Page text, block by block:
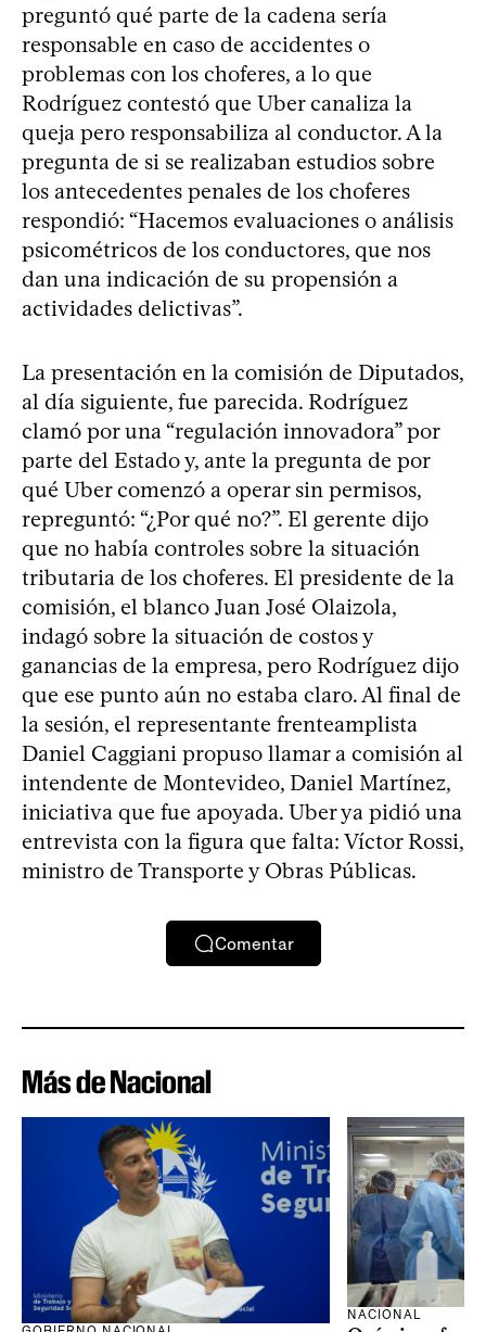
preguntó qué parte de la cadena sería
responsable en caso de accidentes o
problemas con los choferes, a lo que
Rodríguez contestó que Uber canaliza la
queja pero responsabiliza al conductor. A la
pregunta de si se realizaban estudios sobre
los antecedentes penales de los choferes
respondió: “Hacemos evaluaciones o análisis
psicométricos de los conductores, que nos
dan una indicación de su propensión a
actividades delictivas”.
La presentación en la comisión de Diputados,
al día siguiente, fue parecida. Rodríguez
clamó por una “regulación innovadora” por
parte del Estado y, ante la pregunta de por
qué Uber comenzó a operar sin permisos,
repreguntó: “¿Por qué no?”. El gerente dijo
que no había controles sobre la situación
tributaria de los choferes. El presidente de la
comisión, el blanco Juan José Olaizola,
indagó sobre la situación de costos y
ganancias de la empresa, pero Rodríguez dijo
que ese punto aún no estaba claro. Al final de
la sesión, el representante frenteamplista
Daniel Caggiani propuso llamar a comisión al
intendente de Montevideo, Daniel Martínez,
iniciativa que fue apoyada. Uber ya pidió una
entrevista con la figura que falta: Víctor Rossi,
ministro de Transporte y Obras Públicas.
Comentar
Más de Nacional
NACIONAL